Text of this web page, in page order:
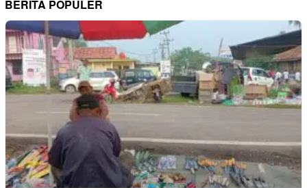
BERITA POPULER